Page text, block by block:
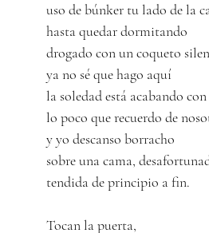
uso de búnker tu lado de la
hasta quedar dormitando
drogado con un coqueto
ya no sé que hago aquí
la soledad está acabando con
lo poco que recuerdo de
y yo descanso borracho
sobre una cama,
tendida de principio a fin.
Tocan la puerta,